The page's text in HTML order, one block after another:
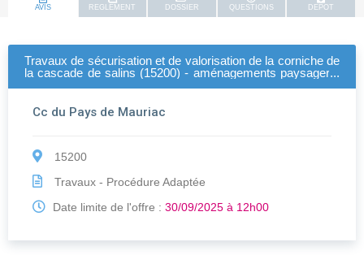
AVIS REGLEMENT DOSSIER QUESTIONS DEPOT
Travaux de sécurisation et de valorisation de la corniche de
la cascade de salins (15200) - aménagements paysagers,
Cc du Pays de Mauriac
15200
Travaux - Procédure Adaptée
Date limite de l'offre : 30/09/2025 à 12h00